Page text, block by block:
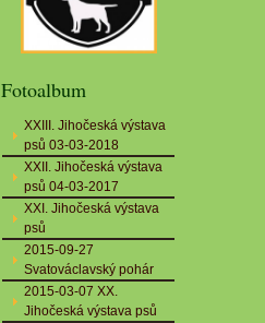
Fotoalbum
XXIII. Jihočeská výstava
psů 03-03-2018
XXII. Jihočeská výstava
psů 04-03-2017
XXI. Jihočeská výstava
psů
2015-09-27
Svatováclavský pohár
2015-03-07 XX.
Jihočeská výstava psů